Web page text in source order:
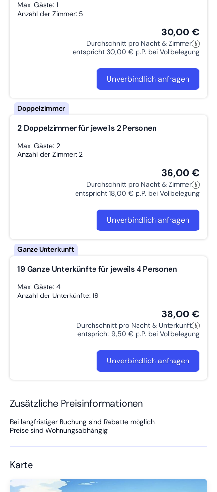
Max. Gäste: 1
Anzahl der Zimmer: 5
30,00 €
Durchschnitt pro Nacht & Zimmer
entspricht 30,00 € p.P. bei Vollbelegung
Unverbindlich anfragen
2 Doppelzimmer für jeweils 2 Personen
Max. Gäste: 2
Anzahl der Zimmer: 2
36,00 €
Durchschnitt pro Nacht & Zimmer
entspricht 18,00 € p.P. bei Vollbelegung
Unverbindlich anfragen
19 Ganze Unterkünfte für jeweils 4 Personen
Max. Gäste: 4
Anzahl der Unterkünfte: 19
38,00 €
Durchschnitt pro Nacht & Unterkunft
entspricht 9,50 € p.P. bei Vollbelegung
Unverbindlich anfragen
Zusätzliche Preisinformationen
Bei langfristiger Buchung sind Rabatte möglich.
Preise sind Wohnungsabhängig
Karte